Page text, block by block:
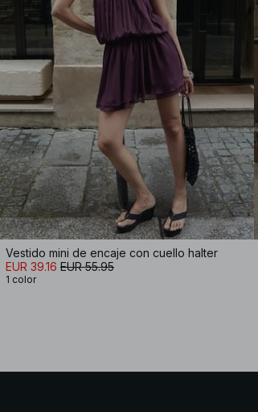
Vestido mini de encaje con cuello halter
EUR 39.16 EUR 55.95
1 color